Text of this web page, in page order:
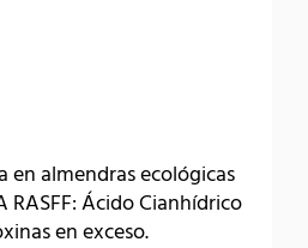
almendras ecológicas
RASFF: Ácido Cianhídrico
en exceso.